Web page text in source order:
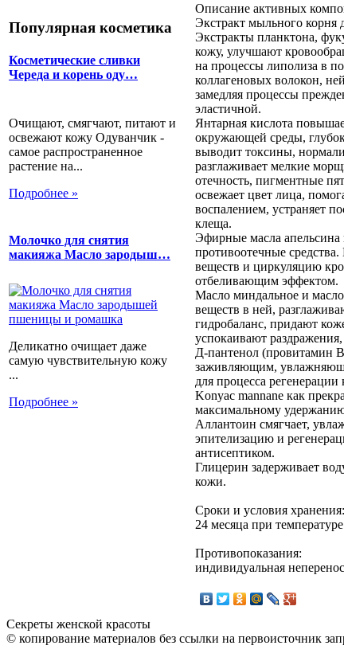
Популярная косметика
Косметические сливки
Череда и корень оду…
Очищают, смягчают, питают и
освежают кожу Одуванчик -
самое распространенное
растение на...
Подробнее »
Молочко для снятия
макияжа Масло зародыш…
Деликатно очищает даже
самую чувствительную кожу
...
Подробнее »
Описание активных
Экстракт мыльного
Экстракты планктона,
кожу, улучшают
на процессы липолиза в
коллагеновых волокон,
замедляя процессы
эластичной.
Янтарная кислота
окружающей среды,
выводит токсины,
разглаживает мелкие
отечность, пигментные
освежает цвет лица,
воспалением, устраняет
клеща.
Эфирные масла
противоотечные
веществ и циркуляцию
отбеливающим эффектом.
Масло миндальное и
веществ в ней,
гидробаланс, придают
успокаивают
Д-пантенол (провитамин
заживляющим,
для процесса регенерации
Konyac mannane как
максимальному
Аллантоин смягчает,
эпителизацию и
антисептиком.
Глицерин задерживает
кожи.
Сроки и условия хранения:
24 месяца при
Противопоказания:
индивидуальная
Секреты женской красоты
© копирование материалов без ссылки на первоисточник